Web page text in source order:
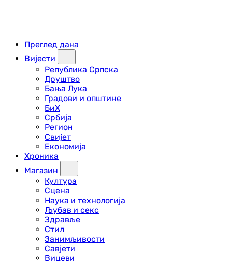
Преглед дана
Вијести
Република Српска
Друштво
Бања Лука
Градови и општине
БиХ
Србија
Регион
Свијет
Економија
Хроника
Магазин
Култура
Сцена
Наука и технологија
Љубав и секс
Здравље
Стил
Занимљивости
Савјети
Вицеви